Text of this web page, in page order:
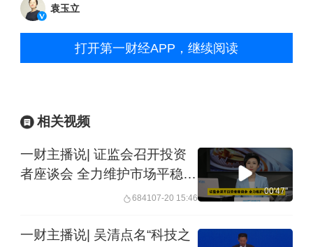
袁玉立
打开第一财经APP，继续阅读
相关视频
一财主播说| 证监会召开投资
者座谈会 全力维护市场平稳运
684107-20 15:46
00'47''
一财主播说| 吴清点名“科技之